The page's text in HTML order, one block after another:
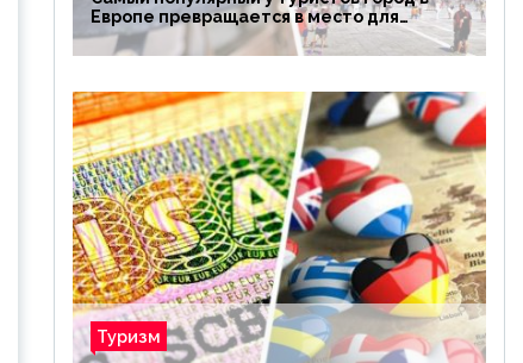
Европе превращается в место для
избранных
Туризм